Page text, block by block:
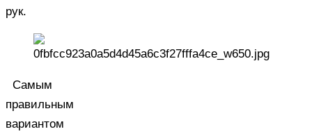
рук.
Самым
правильным
вариантом